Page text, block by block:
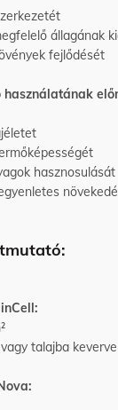
állagának
fejlődését
használatának
hasznosulását
talajba keverve